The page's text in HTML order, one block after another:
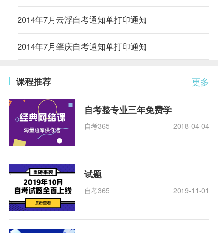
2014年7月云浮自考通知单打印通知
2014年7月肇庆自考通知单打印通知
更多
课程推荐
自考整专业三年免费学
自考365 2018-04-04
试题
自考365 2019-11-01